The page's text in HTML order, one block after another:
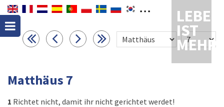
LEBEN
IST
MEHR
Matthäus 7
1 Richtet nicht, damit ihr nicht gerichtet werdet!